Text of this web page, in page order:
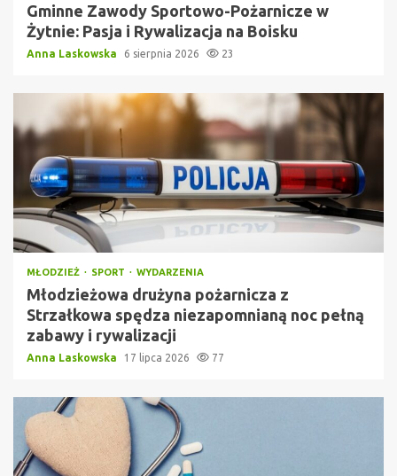
Gminne Zawody Sportowo-Pożarnicze w
Żytnie: Pasja i Rywalizacja na Boisku
Anna Laskowska 6 sierpnia 2026 23
MŁODZIEŻ SPORT WYDARZENIA
Młodzieżowa drużyna pożarnicza z
Strzałkowa spędza niezapomnianą noc pełną
zabawy i rywalizacji
Anna Laskowska 17 lipca 2026 77